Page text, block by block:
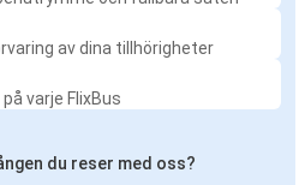
av dina tillhörigheter
varje FlixBus
du reser med oss?